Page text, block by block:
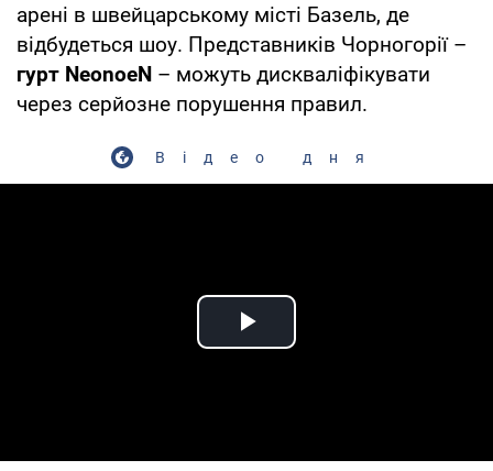
арені в швейцарському місті Базель, де
відбудеться шоу. Представників Чорногорії –
гурт NeonoeN – можуть дискваліфікувати
через серйозне порушення правил.
Відео дня
Play Video